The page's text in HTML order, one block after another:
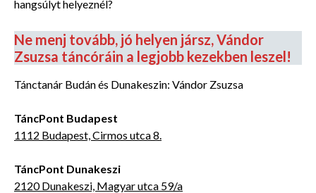
hangsúlyt helyeznél?
Ne menj tovább, jó helyen jársz, Vándor
Zsuzsa táncóráin a legjobb kezekben leszel!
Tánctanár Budán és Dunakeszin: Vándor Zsuzsa
TáncPont Budapest
1112 Budapest, Cirmos utca 8.
TáncPont Dunakeszi
2120 Dunakeszi, Magyar utca 59/a